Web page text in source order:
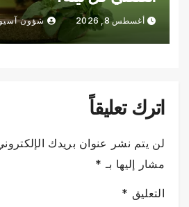
أغسطس 8, 2026 شؤون
اترك تعليقاً
لن يتم نشر عنوان بريدك
مشار إليها بـ *
التعليق *